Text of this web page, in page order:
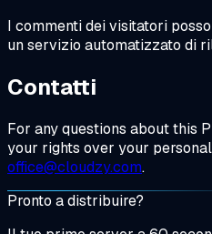
I commenti dei visitatori
un servizio automatizzato di
Contatti
For any questions about this
your rights over your
office@cloudzy.com.
Pronto a distribuire?